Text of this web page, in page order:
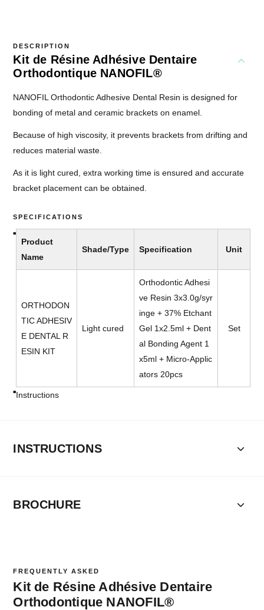
DESCRIPTION
Kit de Résine Adhésive Dentaire
Orthodontique NANOFIL®
NANOFIL Orthodontic Adhesive Dental Resin is designed for
bonding of metal and ceramic brackets on enamel.
Because of high viscosity, it prevents brackets from drifting and
reduces material waste.
As it is light cured, extra working time is ensured and accurate
bracket placement can be obtained.
SPECIFICATIONS
Product
Name
Shade/Type Specification Unit
ORTHODON
TIC ADHESIV
E DENTAL R
ESIN KIT
Light cured
Orthodontic Adhesi
ve Resin 3x3.0g/syr
inge + 37% Etchant
Gel 1x2.5ml + Dent
al Bonding Agent 1
x5ml + Micro-Applic
ators 20pcs
Set
Instructions
INSTRUCTIONS
BROCHURE
FREQUENTLY ASKED
Kit de Résine Adhésive Dentaire
Orthodontique NANOFIL®